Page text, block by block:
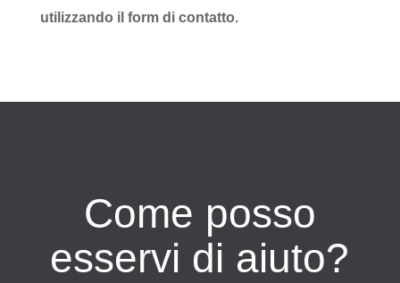
utilizzando il form di contatto.
Come posso
esservi di aiuto?